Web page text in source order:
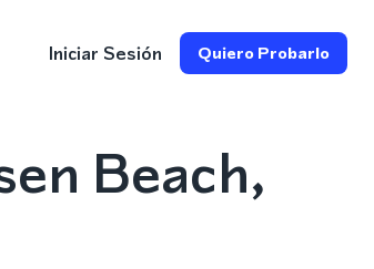
Iniciar Sesión Quiero Probarlo
Beach,